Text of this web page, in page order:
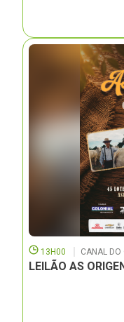
13H00 CANAL DO
LEILÃO AS